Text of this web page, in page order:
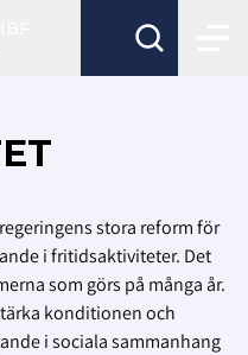
stora reform för
i fritidsaktiviteter. Det
som görs på många år.
konditionen och
i sociala sammanhang